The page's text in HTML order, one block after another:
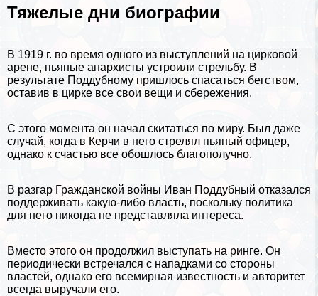
Тяжелые дни биографии
В 1919 г. во время одного из выступлений на цирковой
арене, пьяные анархисты устроили стрельбу. В
результате Поддубному пришлось спасаться бегством,
оставив в цирке все свои вещи и сбережения.
С этого момента он начал скитаться по миру. Был даже
случай, когда в Керчи в него стрелял пьяный офицер,
однако к счастью все обошлось благополучно.
В разгар Гражданской войны Иван Поддубный отказался
поддерживать какую-либо власть, поскольку политика
для него никогда не представляла интереса.
Вместо этого он продолжил выступать на ринге. Он
периодически встречался с нападками со стороны
властей, однако его всемирная известность и авторитет
всегда выручали его.